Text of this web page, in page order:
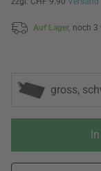
Auf Lager, noch 3
gross,